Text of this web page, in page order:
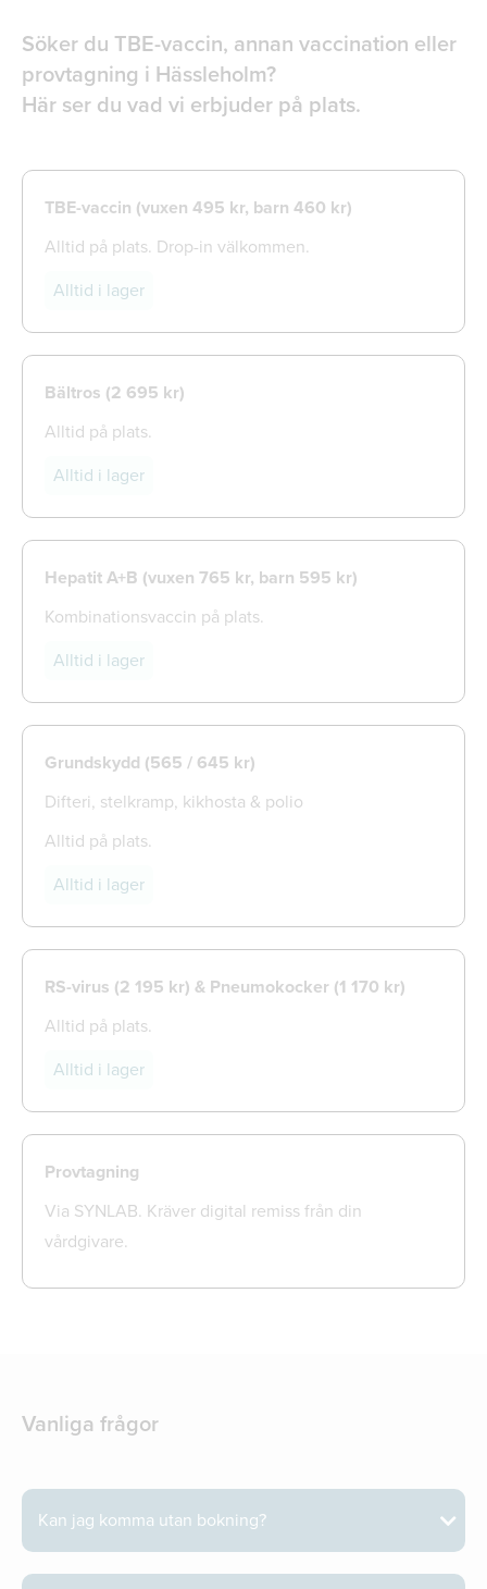
Söker du TBE-vaccin, annan vaccination eller
provtagning i Hässleholm?
Här ser du vad vi erbjuder på plats.
TBE-vaccin (vuxen 495 kr, barn 460 kr)
Alltid på plats. Drop-in välkommen.
Alltid i lager
Bältros (2 695 kr)
Alltid på plats.
Alltid i lager
Hepatit A+B (vuxen 765 kr, barn 595 kr)
Kombinationsvaccin på plats.
Alltid i lager
Grundskydd (565 / 645 kr)
Difteri, stelkramp, kikhosta & polio
Alltid på plats.
Alltid i lager
RS-virus (2 195 kr) & Pneumokocker (1 170 kr)
Alltid på plats.
Alltid i lager
Provtagning
Via SYNLAB. Kräver digital remiss från din
vårdgivare.
Vanliga frågor
Kan jag komma utan bokning?